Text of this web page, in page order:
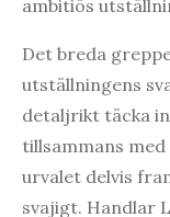
ambitiös
Det breda
utställningens
detaljrikt täcka
tillsammans
urvalet delvis
svajigt. Handlar